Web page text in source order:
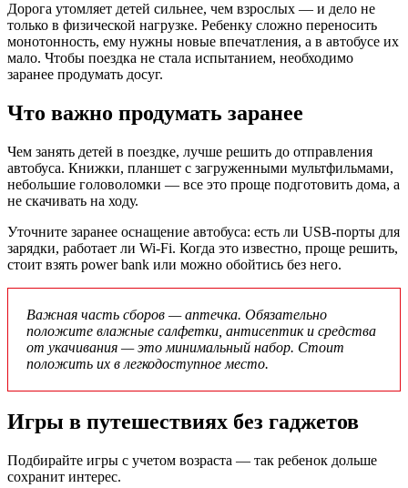
Дорога утомляет детей сильнее, чем взрослых — и дело не
только в физической нагрузке. Ребенку сложно переносить
монотонность, ему нужны новые впечатления, а в автобусе их
мало. Чтобы поездка не стала испытанием, необходимо
заранее продумать досуг.
Что важно продумать заранее
Чем занять детей в поездке, лучше решить до отправления
автобуса. Книжки, планшет с загруженными мультфильмами,
небольшие головоломки — все это проще подготовить дома, а
не скачивать на ходу.
Уточните заранее оснащение автобуса: есть ли USB-порты для
зарядки, работает ли Wi-Fi. Когда это известно, проще решить,
стоит взять power bank или можно обойтись без него.
Важная часть сборов — аптечка. Обязательно
положите влажные салфетки, антисептик и средства
от укачивания — это минимальный набор. Стоит
положить их в легкодоступное место.
Игры в путешествиях без гаджетов
Подбирайте игры с учетом возраста — так ребенок дольше
сохранит интерес.